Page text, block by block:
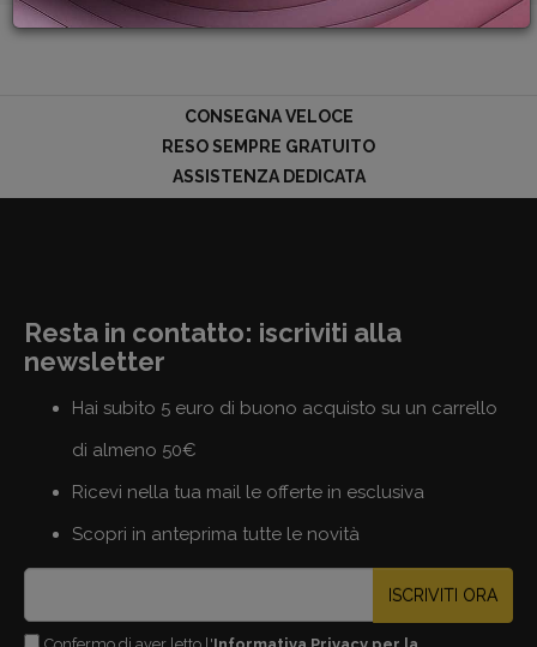
GIFT
CONSEGNA VELOCE
RESO SEMPRE GRATUITO
ASSISTENZA DEDICATA
Resta in contatto: iscriviti alla
newsletter
Hai subito 5 euro di buono acquisto su un carrello
di almeno 50€
Ricevi nella tua mail le offerte in esclusiva
Scopri in anteprima tutte le novità
ISCRIVITI ORA